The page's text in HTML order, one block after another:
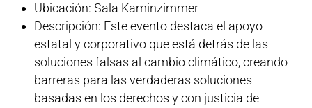
Ubicación: Sala Kaminzimmer
Descripción: Este evento destaca el apoyo
estatal y corporativo que está detrás de las
soluciones falsas al cambio climático, creando
barreras para las verdaderas soluciones
basadas en los derechos y con justicia de